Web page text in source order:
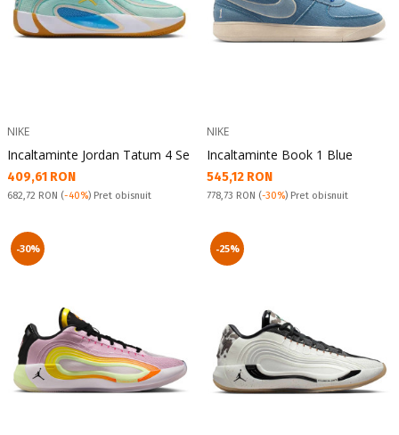
NIKE
Incaltaminte Jordan Tatum 4 Se
Текуща цена:
409,61 RON
Pret obisnuit:
682,72 RON (-40%) Pret obisnuit
NIKE
Incaltaminte Book 1 Blue
Текуща цена:
545,12 RON
Pret obisnuit:
778,73 RON (-30%) Pret obisnuit
-30% -25%